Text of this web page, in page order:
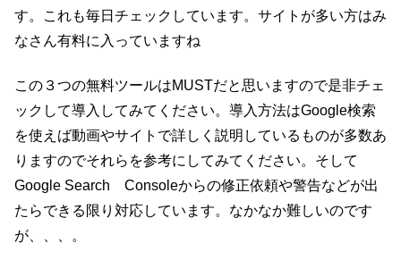
す。これも毎日チェックしています。サイトが多い方はみ
なさん有料に入っていますね
この３つの無料ツールはMUSTだと思いますので是非チェ
ックして導入してみてください。導入方法はGoogle検索
を使えば動画やサイトで詳しく説明しているものが多数あ
りますのでそれらを参考にしてみてください。そして
Google Search Consoleからの修正依頼や警告などが出
たらできる限り対応しています。なかなか難しいのです
が、、、。